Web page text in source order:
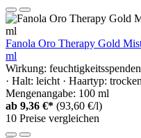
Fanola Oro Therapy Gold
ml
Wirkung:
· Halt: leicht · Haartyp:
Mengenangabe: 100 ml
ab 9,36 €* (93,60 €/l)
10 Preise vergleichen